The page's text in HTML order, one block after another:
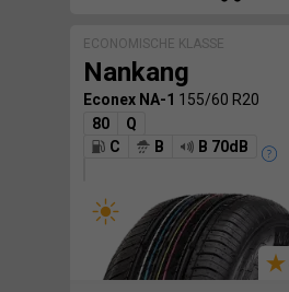
ECONOMISCHE KLASSE
Nankang
Econex NA-1 155/60 R20
80
Q
C
B B 70dB